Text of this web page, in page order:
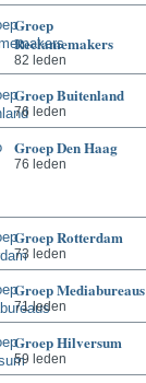
Groep
Reclamemakers
82 leden
Groep Buitenland
76 leden
Groep Den Haag
76 leden
Groep Rotterdam
73 leden
Groep Mediabureaus
71 leden
Groep Hilversum
59 leden